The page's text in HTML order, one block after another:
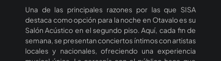
Una de las principales razones por las que SISA
destaca como opción para la noche en Otavalo es su
Salón Acústico en el segundo piso. Aquí, cada fin de
semana, se presentan conciertos íntimos con artistas
locales y nacionales, ofreciendo una experiencia